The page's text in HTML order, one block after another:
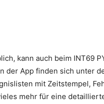
kann auch beim INT69
der App finden sich unter
mit Zeitstempel,
mehr für eine